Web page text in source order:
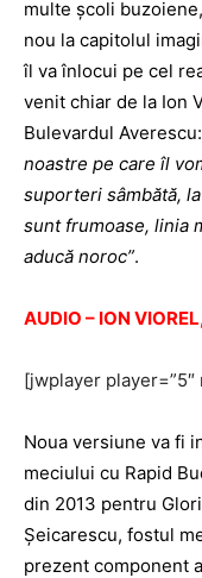
multe şcoli
nou la capitolul
îl va înlocui pe cel
venit chiar de la Ion
Bulevardul Averescu:
noastre pe care îl
suporteri sâmbătă,
sunt frumoase, linia
aducă noroc”.
AUDIO – ION
[jwplayer player=”5″
Noua versiune va fi
meciului cu Rapid
din 2013 pentru
Şeicarescu, fostul
prezent component